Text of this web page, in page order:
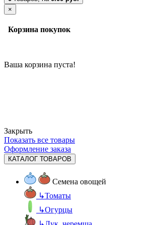
×
Корзина покупок
Ваша корзина пуста!
Закрыть
Показать все товары
Оформление заказа
КАТАЛОГ ТОВАРОВ
Семена овощей
↳Томаты
↳Огурцы